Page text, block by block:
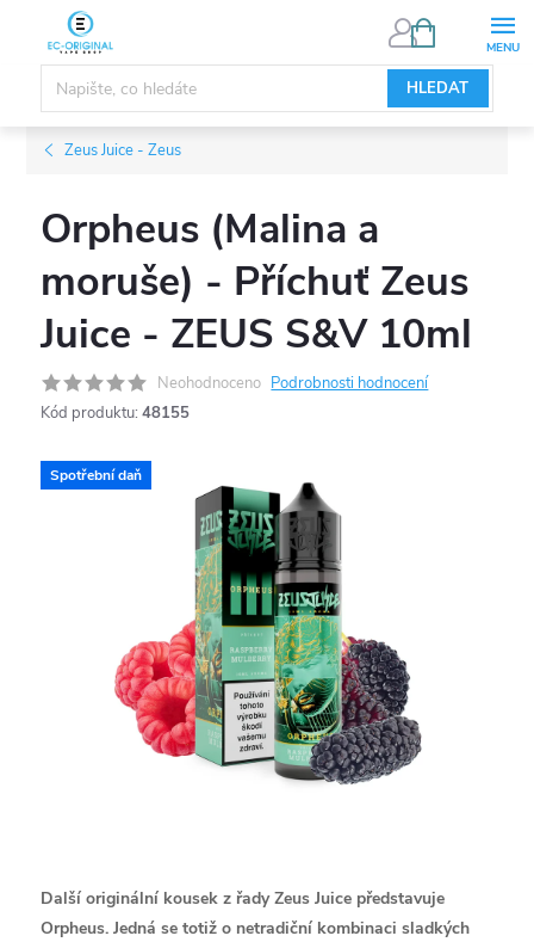
obsah
HLEDAT
NÁKUPNÍ
Zeus Juice - Zeus
Orpheus (Malina a
moruše) - Příchuť Zeus
Juice - ZEUS S&V 10ml
Neohodnoceno Podrobnosti hodnocení
Kód produktu: 48155
Spotřební daň
Další originální kousek z řady Zeus Juice představuje
Orpheus. Jedná se totiž o netradiční kombinaci sladkých